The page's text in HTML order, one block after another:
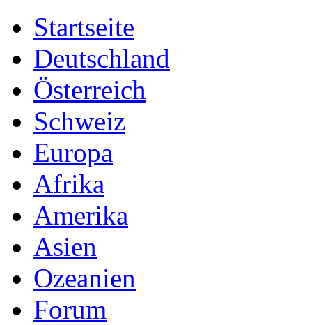
Startseite
Deutschland
Österreich
Schweiz
Europa
Afrika
Amerika
Asien
Ozeanien
Forum